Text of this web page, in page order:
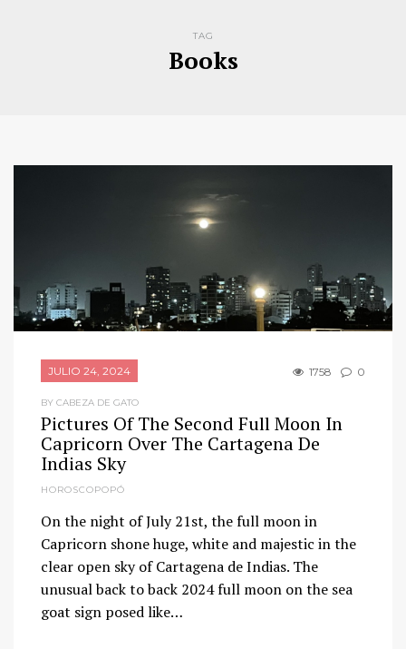
TAG
Books
JULIO 24, 2024 1758 0
BY CABEZA DE GATO
Pictures Of The Second Full Moon In
Capricorn Over The Cartagena De
Indias Sky
HOROSCOPOPÓ
On the night of July 21st, the full moon in
Capricorn shone huge, white and majestic in the
clear open sky of Cartagena de Indias. The
unusual back to back 2024 full moon on the sea
goat sign posed like…